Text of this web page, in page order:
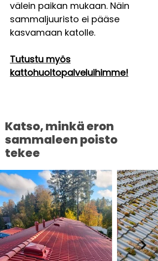
välein paikan mukaan. Näin
sammaljuuristo ei pääse
kasvamaan katolle.
Tutustu myös
kattohuoltopalveluihimme!
Katso, minkä eron
sammaleen poisto
tekee